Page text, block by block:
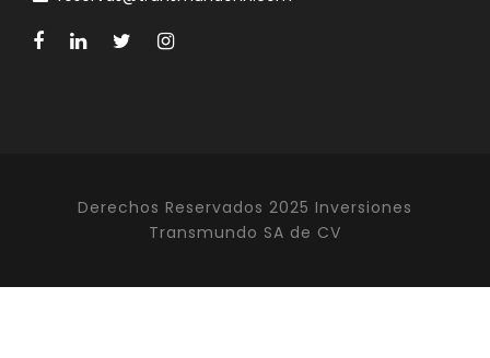
Derechos Reservados 2025 Inversiones
Transmundo SA de CV